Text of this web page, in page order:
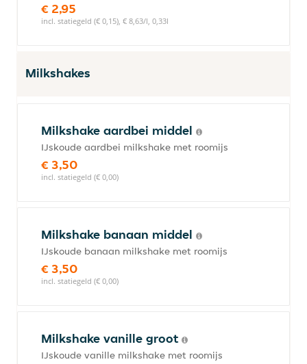
€ 2,95
incl. statiegeld (€ 0,15), € 8,63/l, 0,33l
Milkshakes
Milkshake aardbei middel
IJskoude aardbei milkshake met roomijs
€ 3,50
incl. statiegeld (€ 0,00)
Milkshake banaan middel
IJskoude banaan milkshake met roomijs
€ 3,50
incl. statiegeld (€ 0,00)
Milkshake vanille groot
IJskoude vanille milkshake met roomijs